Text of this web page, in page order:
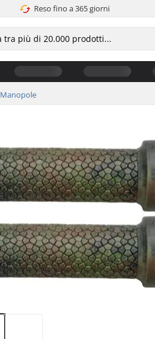
Reso fino a 365 giorni
Manopole